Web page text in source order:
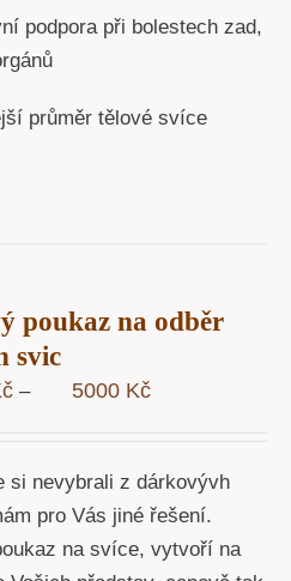
podpora při bolestech zad,
průměr tělové svíce
poukaz na odběr
svic
– 5000 KčRozpětí
až
5000 Kč
si nevybrali z dárkovývh
pro Vás jiné řešení.
na svíce, vytvoří na